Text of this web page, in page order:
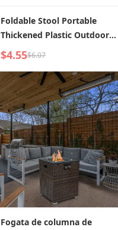
Foldable Stool Portable
Thickened Plastic Outdoor
Picnic Fishing Chair Bench
Portable Train Stool
$4.55$6.07
Fogata de columna de